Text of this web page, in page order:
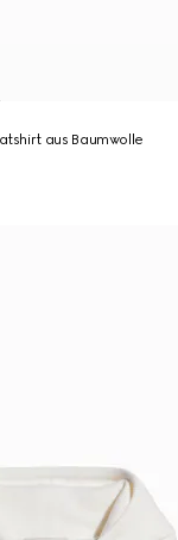
aus Baumwolle